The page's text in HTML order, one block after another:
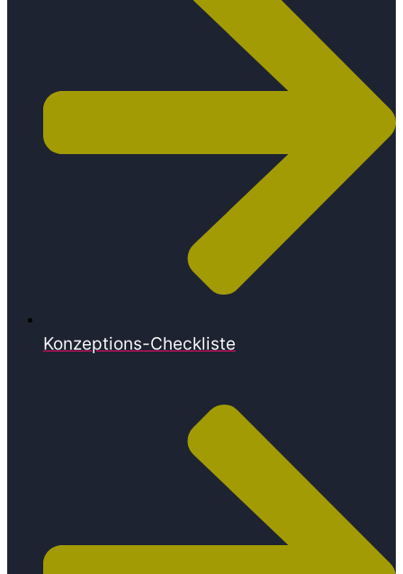
Konzeptions-Checkliste​